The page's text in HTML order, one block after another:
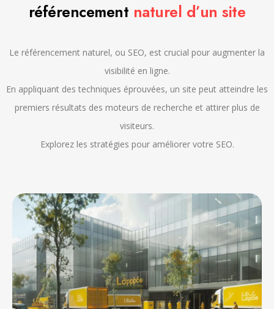
référencement naturel d’un site
Le référencement naturel, ou SEO, est crucial pour augmenter la
visibilité en ligne.
En appliquant des techniques éprouvées, un site peut atteindre les
premiers résultats des moteurs de recherche et attirer plus de
visiteurs.
Explorez les stratégies pour améliorer votre SEO.